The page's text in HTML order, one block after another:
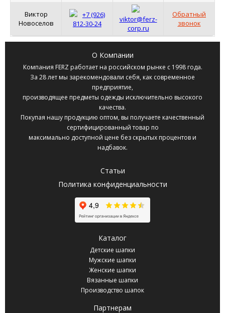
Виктор
Новоселов
+7 (926)
812-30-24
viktor@ferz-
corp.ru
Обратный
звонок
О Компании
Компания FERZработает на российском рынке с 1998 года.
За 28 лет мы зарекомендовали себя, как современное
предприятие,
производящее предметы одежды исключительно высокого
качества.
Покупая нашу продукцию оптом, вы получаете качественный
сертифицированный товар по
максимально доступной цене без скрытых процентов и
надбавок.
Статьи
Политика конфиденциальности
Каталог
Детские шапки
Мужские шапки
Женские шапки
Вязанные шапки
Производство шапок
Партнерам